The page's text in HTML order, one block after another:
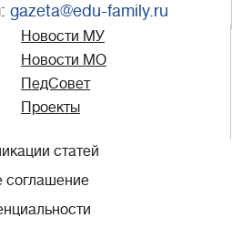
gazeta@edu-family.ru
Новости МУ
Новости МО
ПедСовет
Проекты
статей
соглашение